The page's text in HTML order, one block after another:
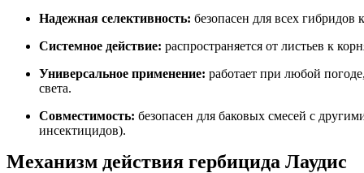
Надежная селективность: безопасен для всех гибридов
Системное действие: распространяется от листьев к
Универсальное применение: работает при любой
света.
Совместимость: безопасен для баковых смесей с
инсектицидов).
Механизм действия гербицида Лаудис